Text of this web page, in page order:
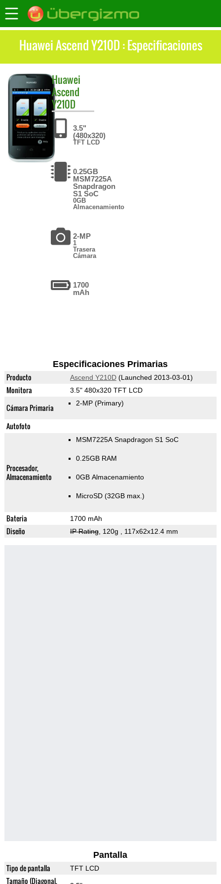
Huawei Ascend Y210D : Especificaciones
Huawei
Ascend
Y210D
3.5"
(480x320)
TFT LCD
0.25GB
MSM7225A
Snapdragon
S1 SoC
0GB
Almacenamiento
2-MP
1
Trasera
Cámara
1700
mAh
Especificaciones Primarias
Producto Ascend Y210D(Launched 2013-03-01)
Monitora 3.5" 480x320 TFT LCD
Cámara Primaria 2-MP (Primary)
Autofoto
Procesador,
Almacenamiento
MSM7225A Snapdragon S1 SoC
0.25GB RAM
0GB Almacenamiento
MicroSD (32GB max.)
Bateria 1700 mAh
Diseño IP Rating, 120g , 117x62x12.4 mm
Pantalla
Tipo de pantalla TFT LCD
Tamaño (Diagonal,